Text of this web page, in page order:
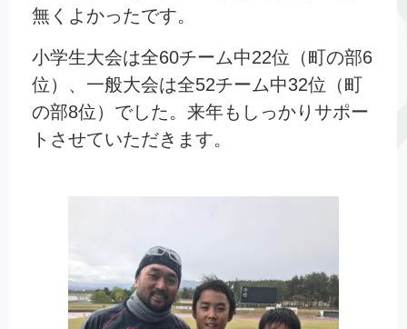
無くよかったです。
小学生大会は全60チーム中22位（町の部6
位）、一般大会は全52チーム中32位（町
の部8位）でした。来年もしっかりサポー
トさせていただきます。